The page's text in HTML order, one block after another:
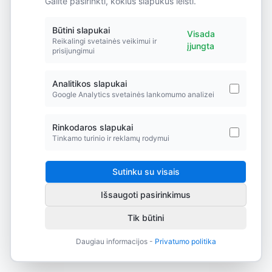
Būtini slapukai
Reikalingi svetainės veikimui ir
prisijungimui
Visada
įjungta
Analitikos slapukai
Google Analytics svetainės lankomumo analizei
Rinkodaros slapukai
Tinkamo turinio ir reklamų rodymui
Sutinku su visais
Išsaugoti pasirinkimus
Tik būtini
Daugiau informacijos - Privatumo politika